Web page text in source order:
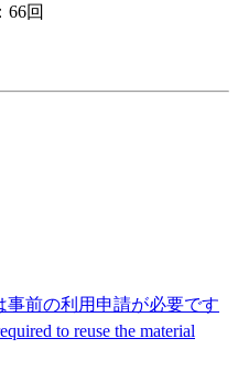
66回
事前の利用申請が必要です
to reuse the material